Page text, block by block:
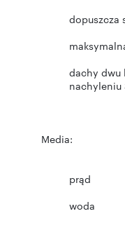
dopuszcza
dachy dwu
Media:
prąd
woda